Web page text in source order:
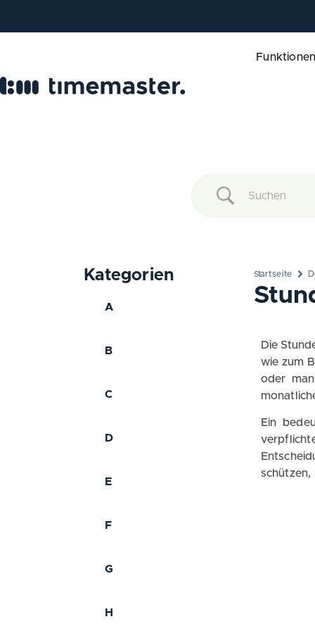
Funktionen
Kategorien
A
B
C
D
E
F
G
H
Startseite
Die
wie zum
oder
Ein